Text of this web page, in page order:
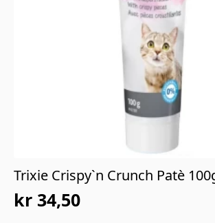
Trixie Crispy`n Crunch Patè
Opprinnelig
kr 34,50
Nåværende